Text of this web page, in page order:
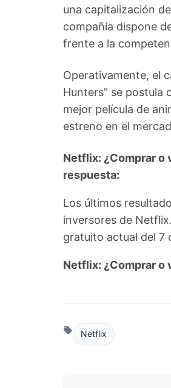
una capitalización
compañía dispone
frente a la
Operativamente, el
Hunters" se postula
mejor película de
estreno en el
Netflix: ¿Comprar o
respuesta:
Los últimos
inversores de
gratuito actual del 7
Netflix: ¿Comprar o
Netflix